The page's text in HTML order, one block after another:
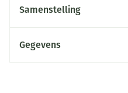
Verpakking
Samenstelling
Gegevens